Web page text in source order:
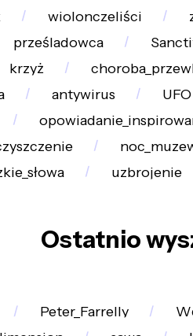
wiolonczeliści
prześladowca
krzyż
antywirus UFO
uzbrojenie
Ostatnio
Peter_Farrelly